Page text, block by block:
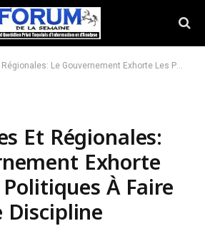
Le Gouvernement Exhorte Les Partis Politiques À Faire Preuve De Discipline
Et Régionales:
Exhorte
À Faire
Discipline